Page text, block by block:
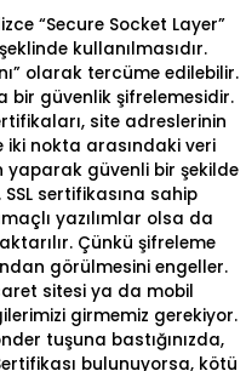
“Secure Socket Layer”
kullanılmasıdır.
olarak tercüme edilebilir.
bir güvenlik şifrelemesidir.
site adreslerinin
nokta arasındaki veri
yaparak güvenli bir şekilde
sertifikasına sahip
yazılımlar olsa da
Çünkü şifreleme
görülmesini engeller.
sitesi ya da mobil
girmemiz gerekiyor.
tuşuna bastığınızda,
bulunuyorsa, kötü